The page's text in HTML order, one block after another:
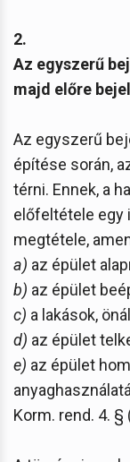
2.
Az egyszerű
majd előre
Az egyszerű
építése során,
térni. Ennek, a
előfeltétele egy
megtétele,
a) az épület
b) az épület
c) a lakások,
d) az épület
e) az épület
Korm. rend. 4. §